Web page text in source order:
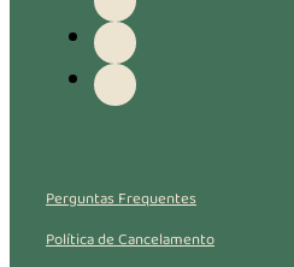
Perguntas Frequentes
Política de Cancelamento